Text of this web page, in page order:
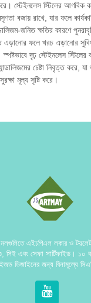
স্টেইনলেস স্টিলের
বজায় রাখে, যার ফলে
জনিত ক্ষতির কারণে
এড়ানোর ফলে খরচ এড়ানোর
দৃঢ় স্টেইনলেস স্টিলের
চেষ্টা নিবৃত্ত করে,
মূল্য সৃষ্টি করে।
মলগুলিতে এইচপিএল লকার ও
এবং সেফা সার্টিফাইড। ১০
ডিজাইনের জন্য বিনামূল্যে